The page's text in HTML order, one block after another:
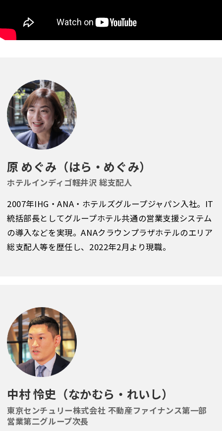
原 めぐみ（はら・めぐみ）
ホテルインディゴ軽井沢 総支配人
2007年IHG・ANA・ホテルズグループジャパン入社。IT
統括部長としてグループホテル共通の営業支援システム
の導入などを実現。ANAクラウンプラザホテルのエリア
総支配人等を歴任し、2022年2月より現職。
中村 怜史（なかむら・れいし）
東京センチュリー株式会社 不動産ファイナンス第一部
営業第二グループ次長